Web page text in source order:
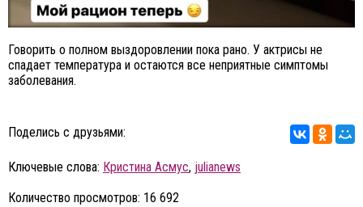
Говорить о полном выздоровлении пока рано. У актрисы не
спадает температура и остаются все неприятные симптомы
заболевания.
Поделись с друзьями:
Ключевые слова: Кристина Асмус, julianews
Количество просмотров: 16 692